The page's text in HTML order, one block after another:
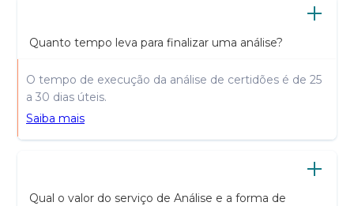
Quanto tempo leva para finalizar uma análise?
O tempo de execução da análise de certidões é de 25
a 30 dias úteis.
Saiba mais
Qual o valor do serviço de Análise e a forma de